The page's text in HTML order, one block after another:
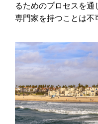
るためのプロセスを通
専門家を持つことは不